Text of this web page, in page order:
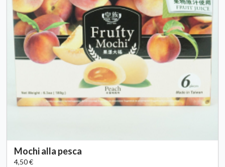
Mochi alla pesca
4,50 €